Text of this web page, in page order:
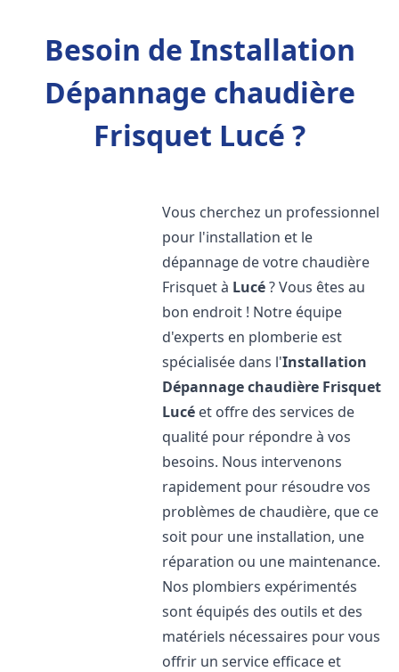
Besoin de Installation
Dépannage chaudière
Frisquet Lucé ?
Vous cherchez un professionnel
pour l'installation et le
dépannage de votre chaudière
Frisquet à Lucé? Vous êtes au
bon endroit ! Notre équipe
d'experts en plomberie est
spécialisée dans l'Installation
Dépannage chaudière Frisquet
Lucé et offre des services de
qualité pour répondre à vos
besoins. Nous intervenons
rapidement pour résoudre vos
problèmes de chaudière, que ce
soit pour une installation, une
réparation ou une maintenance.
Nos plombiers expérimentés
sont équipés des outils et des
matériels nécessaires pour vous
offrir un service efficace et